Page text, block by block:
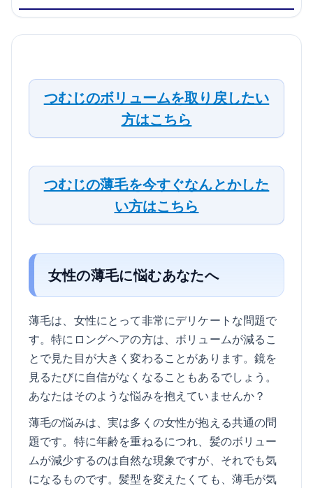
つむじのボリュームを取り戻したい
方はこちら
つむじの薄毛を今すぐなんとかした
い方はこちら
女性の薄毛に悩むあなたへ
薄毛は、女性にとって非常にデリケートな問題で
す。特にロングヘアの方は、ボリュームが減るこ
とで見た目が大きく変わることがあります。鏡を
見るたびに自信がなくなることもあるでしょう。
あなたはそのような悩みを抱えていませんか？
薄毛の悩みは、実は多くの女性が抱える共通の問
題です。特に年齢を重ねるにつれ、髪のボリュー
ムが減少するのは自然な現象ですが、それでも気
になるものです。髪型を変えたくても、薄毛が気